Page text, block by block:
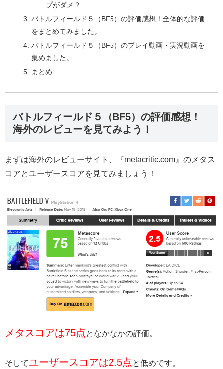
プがダメ？
バトルフィールド５（BF5）の評価感想！全体的な評価
をまとめてみました。
バトルフィールド５（BF5）のプレイ動画・実況動画を
集めました。
まとめ
バトルフィールド５（BF5）の評価感想！
海外のレビューを見てみよう！
まずは海外のレビューサイト、『metacritic.com』のメタス
コアとユーザースコアを見てみましょう！
メタスコアは75点 となかなかの評価。
そしてユーザースコアは2.5点 と低めです。